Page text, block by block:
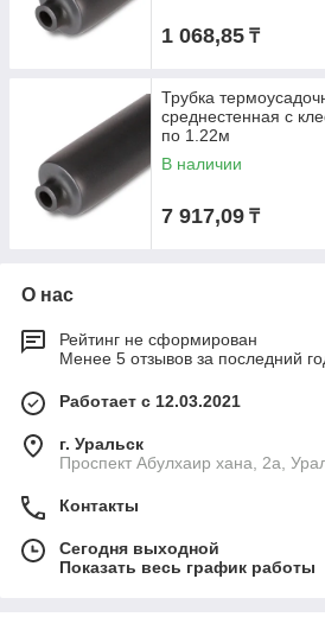
1 068,85 ₸
Трубка
среднестенная с
по 1.22м
В наличии
7 917,09 ₸
О нас
Рейтинг не сформирован
Менее 5 отзывов за последний
Работает с 12.03.2021
г. Уральск
Проспект Абулхаир хана, 2а,
Контакты
Сегодня выходной
Показать весь график работы